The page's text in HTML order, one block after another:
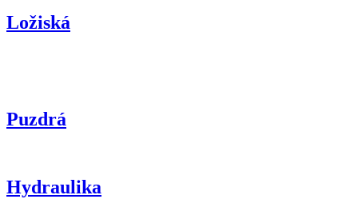
Ložiská
Puzdrá
Hydraulika